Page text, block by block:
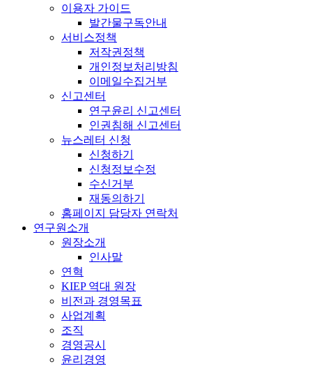
이용자 가이드
발간물구독안내
서비스정책
저작권정책
개인정보처리방침
이메일수집거부
신고센터
연구윤리 신고센터
인권침해 신고센터
뉴스레터 신청
신청하기
신청정보수정
수신거부
재동의하기
홈페이지 담당자 연락처
연구원소개
원장소개
인사말
연혁
KIEP 역대 원장
비전과 경영목표
사업계획
조직
경영공시
윤리경영